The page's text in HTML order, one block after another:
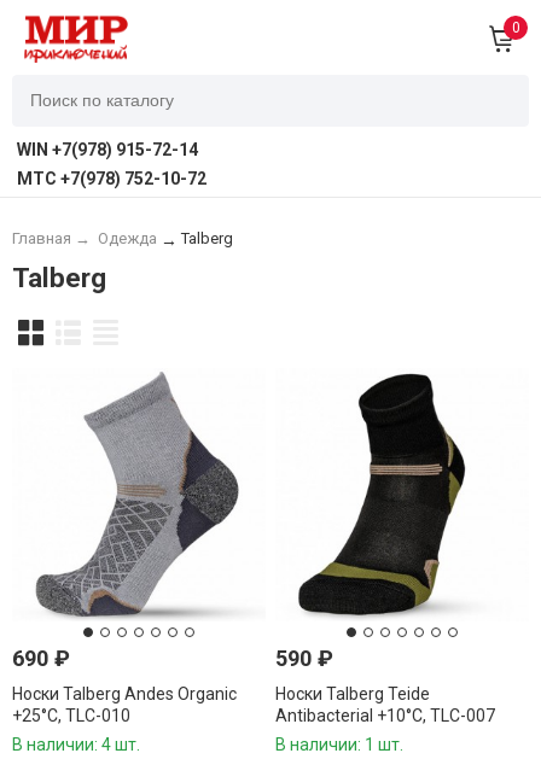
0
WIN +7(978) 915-72-14
MTC +7(978) 752-10-72
Главная → Одежда → Talberg
Talberg
690 ₽
Носки Talberg Andes Organic
+25°C, TLC-010
В наличии: 4 шт.
590₽
Носки Talberg Teide
Antibacterial +10°C, TLC-007
В наличии: 1 шт.